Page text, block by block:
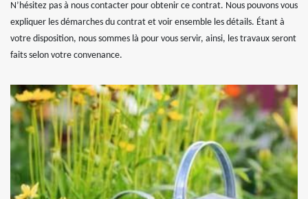
N’hésitez pas à nous contacter pour obtenir ce contrat. Nous pouvons vous
expliquer les démarches du contrat et voir ensemble les détails. Étant à
votre disposition, nous sommes là pour vous servir, ainsi, les travaux seront
faits selon votre convenance.